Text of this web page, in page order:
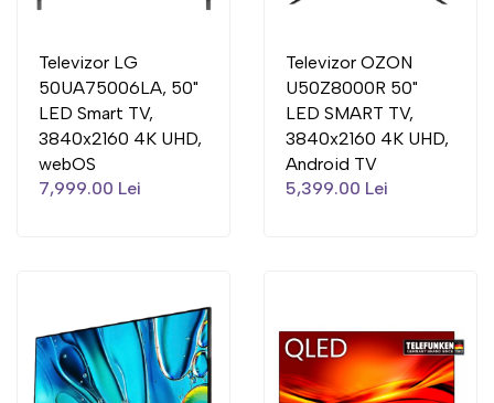
Televizor LG
50UA75006LA, 50"
LED Smart TV,
3840x2160 4K UHD,
webOS
7,999.00 Lei
Televizor OZON
U50Z8000R 50"
LED SMART TV,
3840x2160 4K UHD,
Android TV
5,399.00 Lei